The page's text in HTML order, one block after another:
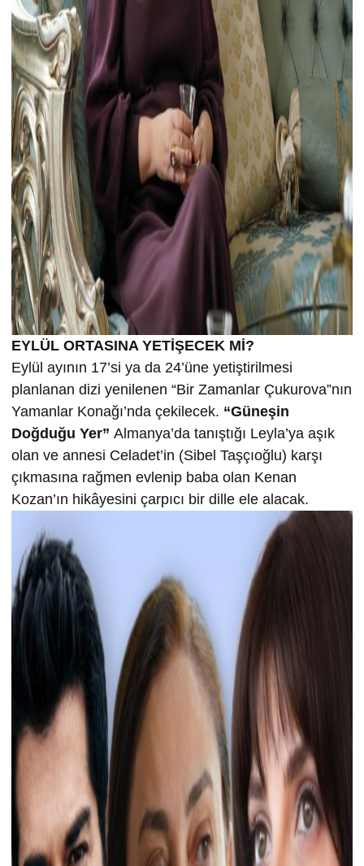
EYLÜL ORTASINA YETİŞECEK Mİ?
Eylül ayının 17’si ya da 24’üne yetiştirilmesi
planlanan dizi yenilenen “Bir Zamanlar Çukurova”nın
Yamanlar Konağı’nda çekilecek. “Güneşin
Doğduğu Yer” Almanya’da tanıştığı Leyla’ya aşık
olan ve annesi Celadet’in (Sibel Taşçıoğlu) karşı
çıkmasına rağmen evlenip baba olan Kenan
Kozan’ın hikâyesini çarpıcı bir dille ele alacak.